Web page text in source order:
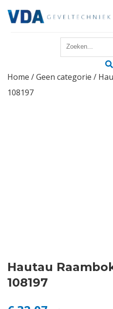
Reparatie
Login
Home /Geen categorie /
108197
Hautau
108197